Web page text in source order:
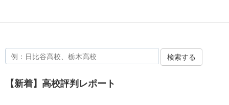
検索する
【新着】高校評判レポート